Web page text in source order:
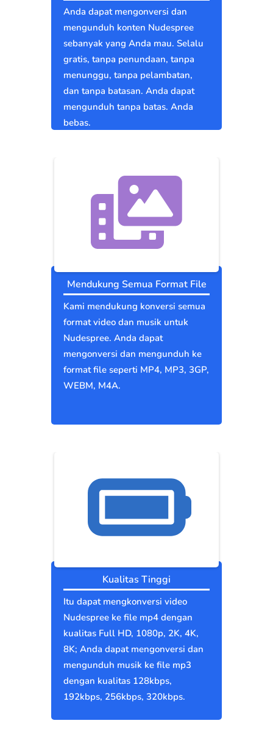
Anda dapat mengonversi dan
mengunduh konten Nudespree
sebanyak yang Anda mau. Selalu
gratis, tanpa penundaan, tanpa
menunggu, tanpa pelambatan,
dan tanpa batasan. Anda dapat
mengunduh tanpa batas. Anda
bebas.
Mendukung Semua Format File
Kami mendukung konversi semua
format video dan musik untuk
Nudespree. Anda dapat
mengonversi dan mengunduh ke
format file seperti MP4, MP3, 3GP,
WEBM, M4A.
Kualitas Tinggi
Itu dapat mengkonversi video
Nudespree ke file mp4 dengan
kualitas Full HD, 1080p, 2K, 4K,
8K; Anda dapat mengonversi dan
mengunduh musik ke file mp3
dengan kualitas 128kbps,
192kbps, 256kbps, 320kbps.